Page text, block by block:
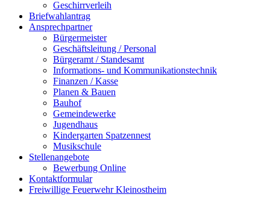
Geschirrverleih
Briefwahlantrag
Ansprechpartner
Bürgermeister
Geschäftsleitung / Personal
Bürgeramt / Standesamt
Informations- und Kommunikationstechnik
Finanzen / Kasse
Planen & Bauen
Bauhof
Gemeindewerke
Jugendhaus
Kindergarten Spatzennest
Musikschule
Stellenangebote
Bewerbung Online
Kontaktformular
Freiwillige Feuerwehr Kleinostheim